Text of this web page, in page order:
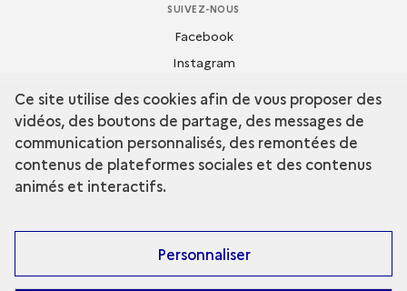
SUIVEZ-NOUS
Facebook
Instagram
Flickr
Youtube
Ce site utilise des cookies afin de vous proposer des
vidéos, des boutons de partage, des messages de
communication personnalisés, des remontées de
contenus de plateformes sociales et des contenus
animés et interactifs.
Personnaliser